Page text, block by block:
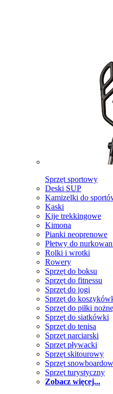
Sprzęt sportowy
Deski SUP
Kamizelki do
Kaski
Kije trekkingowe
Kimona
Pianki neoprenowe
Płetwy do
Rolki i wrotki
Rowery
Sprzęt do boksu
Sprzęt do fitnessu
Sprzęt do jogi
Sprzęt do
Sprzęt do piłki
Sprzęt do siatkówki
Sprzęt do tenisa
Sprzęt narciarski
Sprzęt pływacki
Sprzęt skitourowy
Sprzęt
Sprzęt turystyczny
Zobacz więcej...